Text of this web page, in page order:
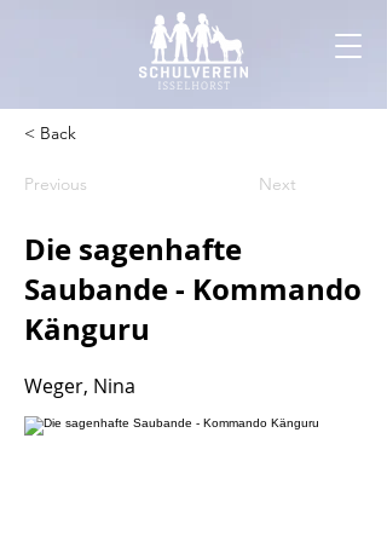
< Back
Previous Next
Die sagenhafte
Saubande - Kommando
Känguru
Weger, Nina